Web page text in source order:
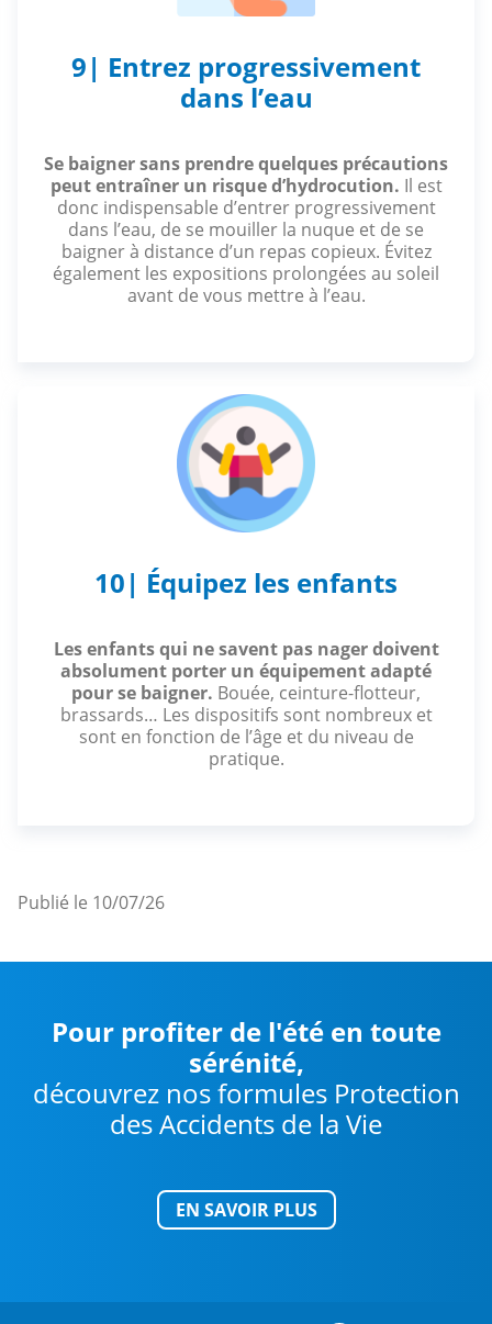
9| Entrez progressivement
dans l’eau
Se baigner sans prendre quelques précautions
peut entraîner un risque d’hydrocution. Il est
donc indispensable d’entrer progressivement
dans l’eau, de se mouiller la nuque et de se
baigner à distance d’un repas copieux. Évitez
également les expositions prolongées au soleil
avant de vous mettre à l’eau.
10| Équipez les enfants
Les enfants qui ne savent pas nager doivent
absolument porter un équipement adapté
pour se baigner. Bouée, ceinture-flotteur,
brassards… Les dispositifs sont nombreux et
sont en fonction de l’âge et du niveau de
pratique.
Publié le 10/07/26
Pour profiter de l'été en toute
sérénité,
découvrez nos formules Protection
des Accidents de la Vie
EN SAVOIR PLUS